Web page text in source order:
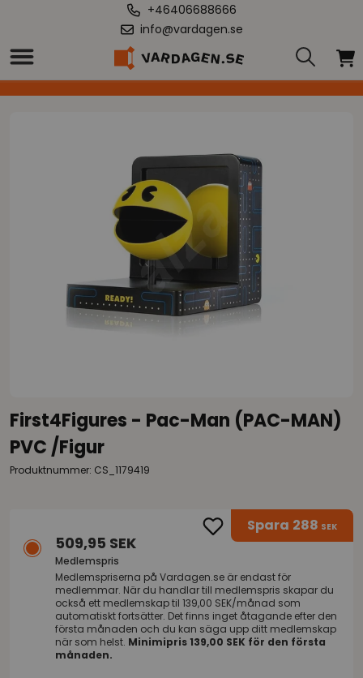
+46406688666
info@vardagen.se
Hem
First4Figures - Pac-Man (PAC-MAN)
PVC /Figur
Produktnummer: CS_1179419
Spara 288 SEK
509,95 SEK
Medlemspris
Medlemspriserna på Vardagen.se är endast för
medlemmar. När du handlar till medlemspris skapar du
också ett medlemskap til 139,00 SEK/månad som
automatiskt fortsätter. Det finns inget åtagande efter den
första månaden och du kan säga upp ditt medlemskap
när som helst. Minimipris 139,00 SEK för den första
månaden.